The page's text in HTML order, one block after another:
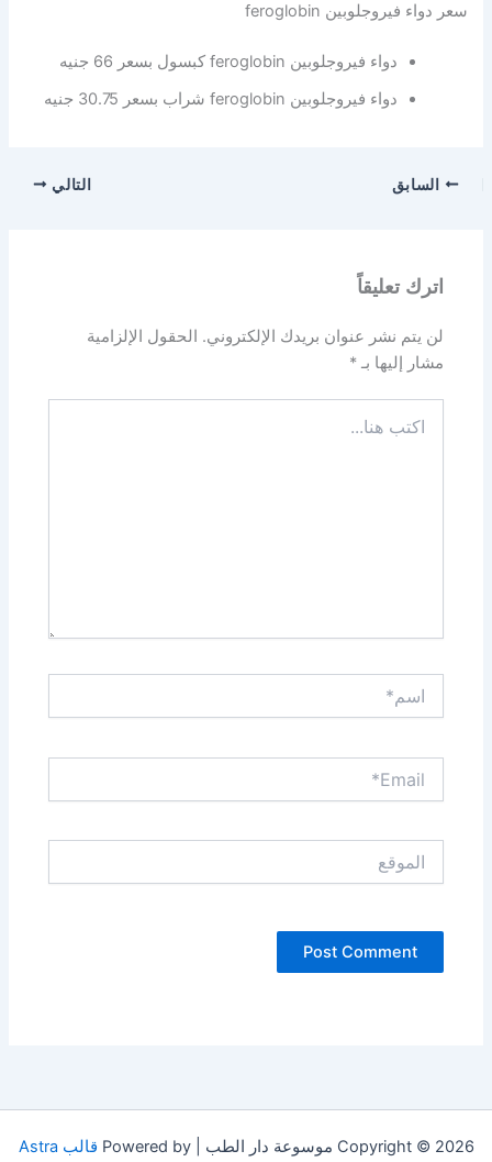
سعر دواء فيروجلوبين feroglobin
دواء فيروجلوبين feroglobin كبسول بسعر 66 جنيه
دواء فيروجلوبين feroglobin شراب بسعر 30.75 جنيه
السابق التالي
اترك تعليقاً
لن يتم نشر عنوان بريدك الإلكتروني. الحقول الإلزامية
مشار إليها بـ*
هنا...
Copyright © 2026 موسوعة دار الطب | Powered by قالب Astra